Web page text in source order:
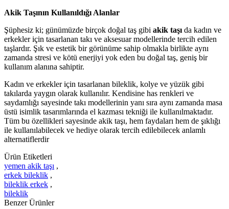
Akik Taşının Kullanıldığı Alanlar
Şüphesiz ki; günümüzde birçok doğal taş gibi akik taşı da kadın ve
erkekler için tasarlanan takı ve aksesuar modellerinde tercih edilen
taşlardır. Şık ve estetik bir görünüme sahip olmakla birlikte aynı
zamanda stresi ve kötü enerjiyi yok eden bu doğal taş, geniş bir
kullanım alanına sahiptir.
Kadın ve erkekler için tasarlanan bileklik, kolye ve yüzük gibi
takılarda yaygın olarak kullanılır. Kendisine has renkleri ve
saydamlığı sayesinde takı modellerinin yanı sıra aynı zamanda masa
üstü isimlik tasarımlarında el kazması tekniği ile kullanılmaktadır.
Tüm bu özellikleri sayesinde akik taşı, hem faydaları hem de şıklığı
ile kullanılabilecek ve hediye olarak tercih edilebilecek anlamlı
alternatiflerdir
Ürün Etiketleri
yemen akik taşı ,
erkek bileklik ,
bileklik erkek ,
bileklik
Benzer Ürünler